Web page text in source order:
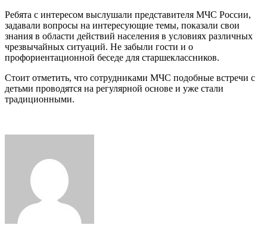
Ребята с интересом выслушали представителя МЧС России,
задавали вопросы на интересующие темы, показали свои
знания в области действий населения в условиях различных
чрезвычайных ситуаций. Не забыли гости и о
профориентационной беседе для старшеклассников.
Стоит отметить, что сотрудниками МЧС подобные встречи с
детьми проводятся на регулярной основе и уже стали
традиционными.